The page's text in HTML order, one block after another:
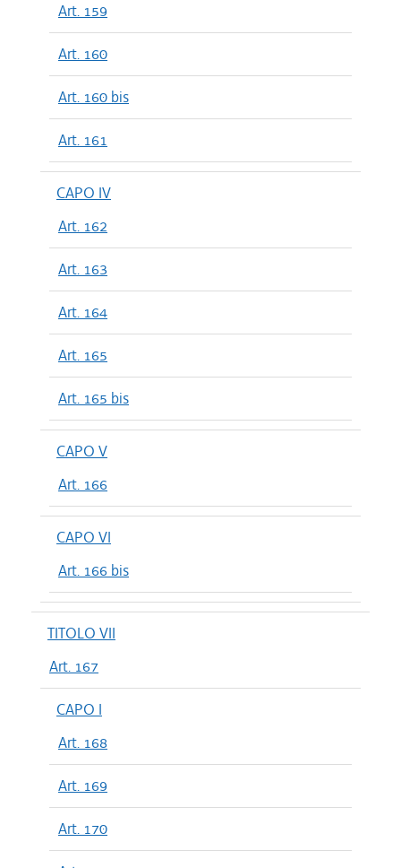
Art. 159
Art. 160
Art. 160 bis
Art. 161
CAPO IV
Art. 162
Art. 163
Art. 164
Art. 165
Art. 165 bis
CAPO V
Art. 166
CAPO VI
Art. 166 bis
TITOLO VII
Art. 167
CAPO I
Art. 168
Art. 169
Art. 170